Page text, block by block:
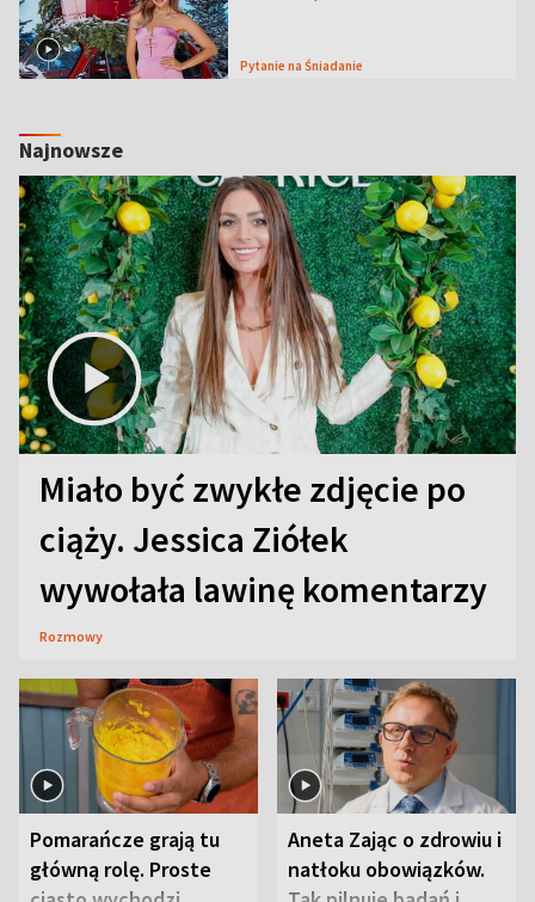
Pytanie na Śniadanie
Najnowsze
Miało być zwykłe zdjęcie po
ciąży. Jessica Ziółek
wywołała lawinę komentarzy
Rozmowy
Pomarańcze grają tu
główną rolę. Proste
Aneta Zając o zdrowiu i
natłoku obowiązków.